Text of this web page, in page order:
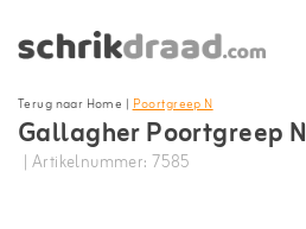
Terug naar Home |Poortgreep N
Gallagher Poortgreep N
| Artikelnummer: 7585